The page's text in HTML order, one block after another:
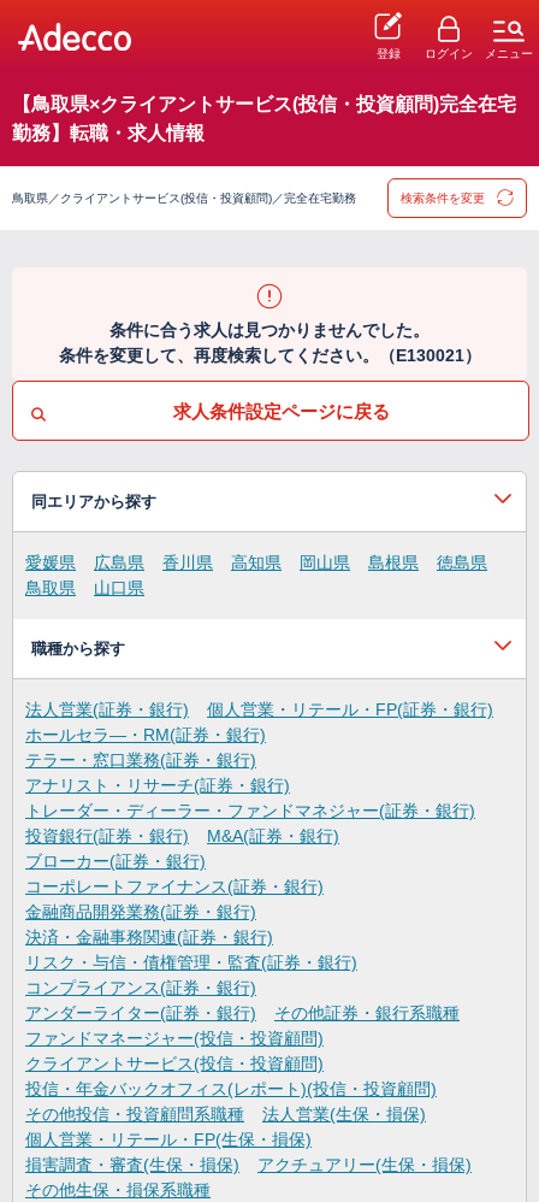
登録 ログイン メニュー
【鳥取県×クライアントサービス(投信・投資顧問)完全在宅
勤務】転職・求人情報
鳥取県／クライアントサービス(投信・投資顧問)／完全在宅勤務 検索条件を変更
条件に合う求人は見つかりませんでした。
条件を変更して、再度検索してください。（E130021）
求人条件設定ページに戻る
同エリアから探す
愛媛県 広島県 香川県 高知県 岡山県 島根県
徳島県
鳥取県
山口県
職種から探す
法人営業(証券・銀行)
個人営業・リテール・FP(証券・銀行)
ホールセラ―・RM(証券・銀行)
テラー・窓口業務(証券・銀行)
アナリスト・リサーチ(証券・銀行)
トレーダー・ディーラー・ファンドマネジャー(証券・銀行)
投資銀行(証券・銀行)
M&A(証券・銀行)
ブローカー(証券・銀行)
コーポレートファイナンス(証券・銀行)
金融商品開発業務(証券・銀行)
決済・金融事務関連(証券・銀行)
リスク・与信・債権管理・監査(証券・銀行)
コンプライアンス(証券・銀行)
アンダーライター(証券・銀行)
その他証券・銀行系職種
ファンドマネージャー(投信・投資顧問)
クライアントサービス(投信・投資顧問)
投信・年金バックオフィス(レポート)(投信・投資顧問)
その他投信・投資顧問系職種
法人営業(生保・損保)
個人営業・リテール・FP(生保・損保)
損害調査・審査(生保・損保)
アクチュアリー(生保・損保)
その他生保・損保系職種